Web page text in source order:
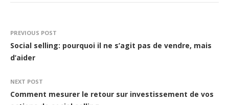
PREVIOUS POST
Social selling: pourquoi il ne s’agit pas de vendre, mais
d’aider
NEXT POST
Comment mesurer le retour sur investissement de vos